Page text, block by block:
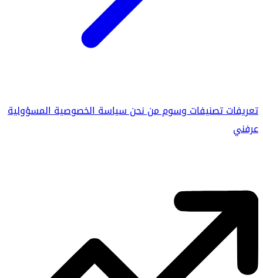
تعريفاتتصنيفاتوسوممن نحنسياسة الخصوصيةالمسؤولية
عرفني